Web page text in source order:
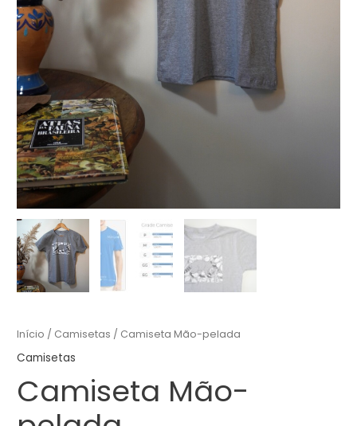
Início / Camisetas / Camiseta Mão-pelada
Camisetas
Camiseta Mão-